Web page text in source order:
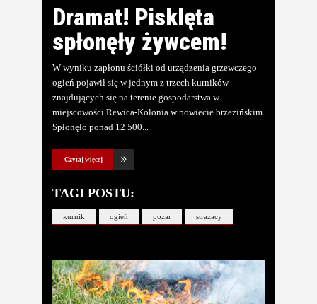
Dramat! Pisklęta
spłonęły żywcem!
W wyniku zapłonu ściółki od urządzenia grzewczego
ogień pojawił się w jednym z trzech kurników
znajdujących się na terenie gospodarstwa w
miejscowości Rewica-Kolonia w powiecie brzezińskim.
Spłonęło ponad 12 500
Czytaj więcej
TAGI POSTU:
kurnik ogień pożar strażacy